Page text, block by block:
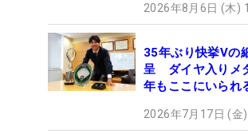
2026年8月6日 (木)
35年ぶり快挙Vの
呈 ダイヤ入りメ
年もここにいられ
2026年7月17日 (金